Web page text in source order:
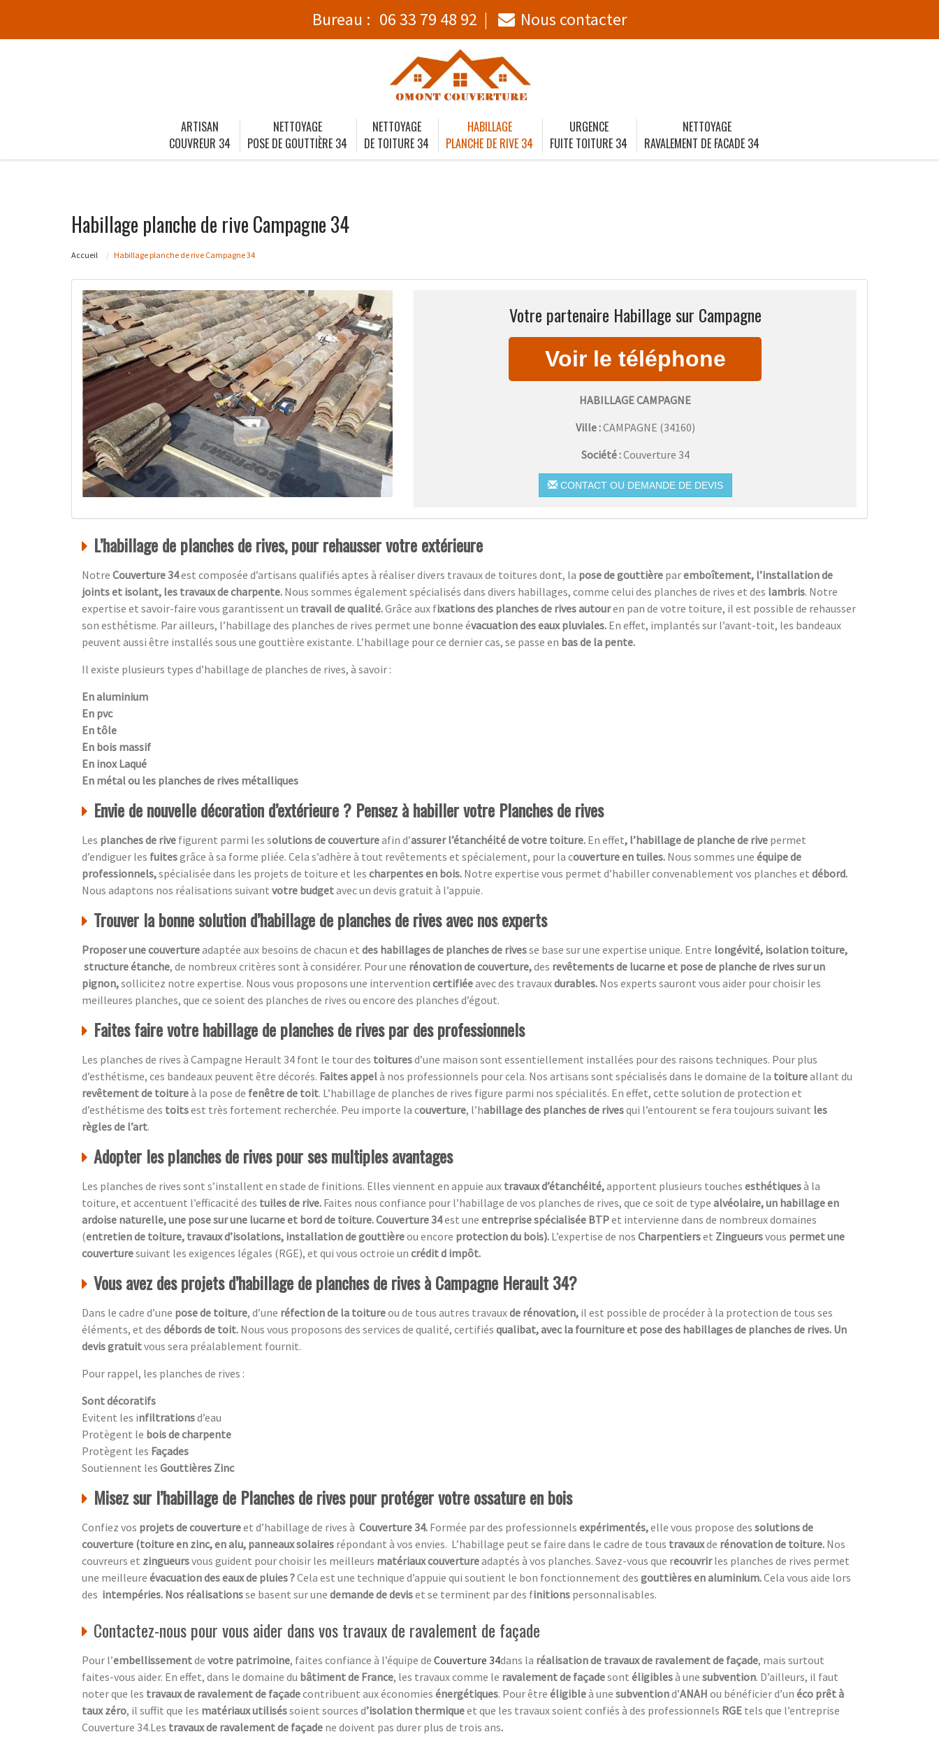
Bureau : 06 33 79 48 92 Nous contacter
ARTISAN
COUVREUR 34
NETTOYAGE
POSE DE GOUTTIÈRE 34
NETTOYAGE
DE TOITURE 34
HABILLAGE
PLANCHE DE RIVE 34
URGENCE
FUITE TOITURE 34
NETTOYAGE
RAVALEMENT DE FACADE 34
Habillage planche de rive Campagne 34
Accueil Habillage planche de rive Campagne 34
Votre partenaire Habillage sur Campagne
HABILLAGE CAMPAGNE
Ville :CAMPAGNE (34160)
Société :Couverture 34
CONTACT OU DEMANDE DE DEVIS
L’habillage de planches de rives, pour rehausser votre extérieure
Notre Couverture 34est composée d’artisans qualifiés aptes à réaliser divers travaux de toitures dont, la pose de gouttière paremboîtement, l’installation de
joints et isolant, les travaux de charpente. Nous sommes également spécialisés dans divers habillages, comme celui des planches de rives et des lambris. Notre
expertise et savoir-faire vous garantissent un travail de qualité.Grâce aux fixations des planches de rives autouren pan de votre toiture, il est possible de rehausser
son esthétisme. Par ailleurs, l’habillage des planches de rives permet une bonne évacuation des eaux pluviales. En effet, implantés sur l’avant-toit, les bandeaux
peuvent aussi être installés sous une gouttière existante. L’habillage pour ce dernier cas, se passe en bas de la pente.
Il existe plusieurs types d’habillage de planches de rives, à savoir :
En aluminium
En pvc
En tôle
En bois massif
En inox Laqué
En métal ou les planches de rives métalliques
Envie de nouvelle décoration d’extérieure ? Pensez à habiller votre Planches de rives
Les planches de rive figurent parmi les solutions de couvertureafin d’assurer l’étanchéité de votre toiture. En effet, l’habillage de planche de rive permet
d’endiguer les fuitesgrâce à sa forme pliée. Cela s’adhère à tout revêtements et spécialement, pour la couverture en tuiles. Nous sommes une équipe de
professionnels,spécialisée dans les projets de toiture et les charpentes en bois. Notre expertise vous permet d’habiller convenablement vos planches et débord.
Nous adaptons nos réalisations suivant votre budgetavec un devis gratuit à l’appuie.
Trouver la bonne solution d’habillage de planches de rives avec nos experts
Proposer une couvertureadaptée aux besoins de chacun et des habillages de planches de rivesse base sur une expertise unique. Entre longévité, isolation toiture,
structure étanche, de nombreux critères sont à considérer. Pour une rénovation de couverture,des revêtements de lucarne et pose de planche de rives sur un
pignon,sollicitez notre expertise. Nous vous proposons une intervention certifiéeavec des travauxdurables. Nos experts sauront vous aider pour choisir les
meilleures planches, que ce soient des planches de rives ou encore des planches d’égout.
Faites faire votre habillage de planches de rives par des professionnels
Les planches de rives à Campagne Herault 34 font le tour des toituresd’une maison sont essentiellement installées pour des raisons techniques. Pour plus
d’esthétisme, ces bandeaux peuvent être décorés. Faites appelà nos professionnels pour cela. Nos artisans sont spécialisés dans le domaine de la toitureallant du
revêtement de toitureà la pose de fenêtre de toit. L’habillage de planches de rives figure parmi nos spécialités. En effet, cette solution de protection et
d’esthétisme des toitsest très fortement recherchée. Peu importe la couverture, l’habillage des planches de rivesqui l’entourent se fera toujours suivant les
règles de l’art.
Adopter les planches de rives pour ses multiples avantages
Les planches de rives sont s’installent en stade de finitions. Elles viennent en appuie aux travaux d’étanchéité,apportent plusieurs touches esthétiquesà la
toiture, et accentuent l’efficacité des tuiles de rive. Faites nous confiance pour l’habillage de vos planches de rives, que ce soit de type alvéolaire, un habillage en
ardoise naturelle, une pose sur une lucarne et bord de toiture. Couverture 34est une entreprise spécialisée BTPet intervienne dans de nombreux domaines
(entretien de toiture, travaux d’isolations, installation de gouttièreou encore protection du bois). L’expertise de nos Charpentierset Zingueursvous permet une
couverturesuivant les exigences légales (RGE), et qui vous octroie un crédit d impôt.
Vous avez des projets d’habillage de planches de rives à Campagne Herault 34?
Dans le cadre d’une pose de toiture, d’une réfection de la toitureou de tous autres travauxde rénovation, il est possible de procéder à la protection de tous ses
éléments, et des débords de toit. Nous vous proposons des services de qualité, certifiés qualibat, avec la fourniture et pose des habillages de planches de rives. Un
devis gratuitvous sera préalablement fournit.
Pour rappel, les planches de rives :
Sont décoratifs
Evitent les infiltrationsd’eau
Protègent le bois de charpente
Protègent les Façades
Soutiennent les Gouttières Zinc
Misez sur l’habillage de Planches de rives pour protéger votre ossature en bois
Confiez vos projets de couvertureet d’habillage de rives à Couverture 34. Formée par des professionnels expérimentés,elle vous propose des solutions de
couverture (toiture en zinc, en alu, panneaux solaires répondant à vos envies. L’habillage peut se faire dans le cadre de tous travauxde rénovation de toiture. Nos
couvreurs et zingueursvous guident pour choisir les meilleurs matériaux couvertureadaptés à vos planches. Savez-vous que recouvrirles planches de rives permet
une meilleure évacuation des eaux de pluies ?Cela est une technique d’appuie qui soutient le bon fonctionnement des gouttières en aluminium.Cela vous aide lors
des intempéries. Nos réalisationsse basent sur une demande de deviset se terminent par des finitions personnalisables.
Contactez-nous pour vous aider dans vos travaux de ravalement de façade
Pour l’embellissementde votre patrimoine, faites confiance à l’équipe de Couverture 34dans la réalisation de travaux de ravalement de façade, mais surtout
faites-vous aider. En effet, dans le domaine du bâtiment de France, les travaux comme le ravalement de façadesont éligiblesà une subvention. D’ailleurs, il faut
noter que les travaux de ravalement de façadecontribuent aux économies énergétiques. Pour être éligibleà une subventiond’ANAH ou bénéficier d’un éco prêt à
taux zéro, il suffit que les matériaux utiliséssoient sources d’isolation thermiqueet que les travaux soient confiés à des professionnels RGE tels que l’entreprise
Couverture 34.Les travaux de ravalement de façade ne doivent pas durer plus de trois ans.